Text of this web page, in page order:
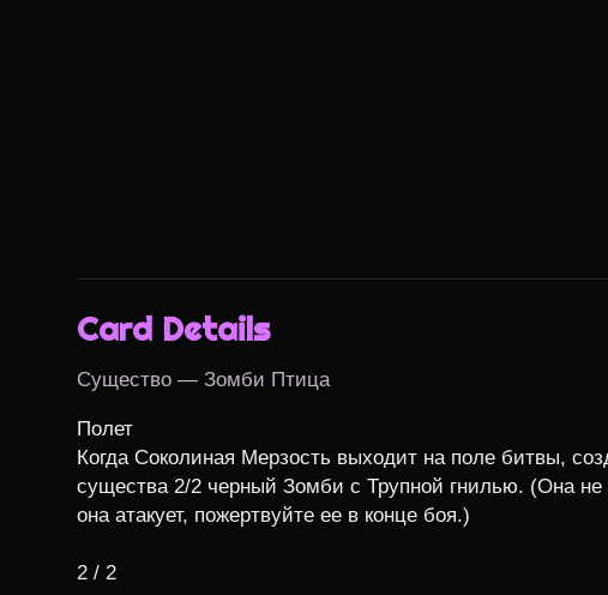
Card Details
Существо — Зомби Птица
Полет
Когда Соколиная Мерзость выходит на поле битвы,
существа 2/2 черный Зомби с Трупной гнилью. (Она не
она атакует, пожертвуйте ее в конце боя.)
2 / 2